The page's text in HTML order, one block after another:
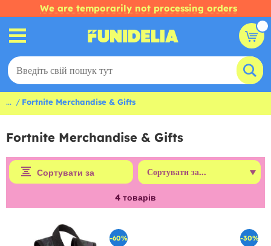
We are temporarily not processing orders
... Fortnite Merchandise & Gifts
Fortnite Merchandise & Gifts
Сортувати за
4 товарів
-60% -30%